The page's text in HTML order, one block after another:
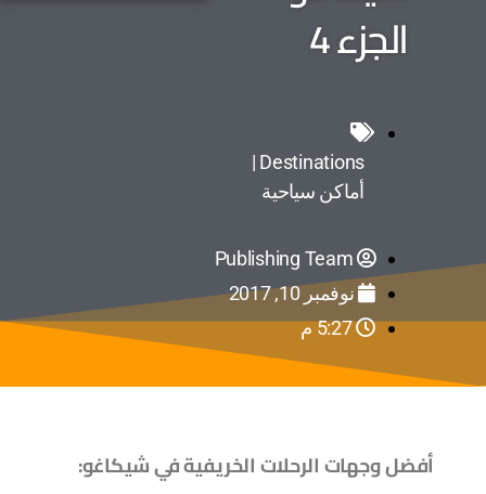
الجزء 4
Destinations |
أماكن سياحية
Publishing Team
نوفمبر 10, 2017
5:27 م
أفضل وجهات الرحلات الخريفية في شيكاغو: